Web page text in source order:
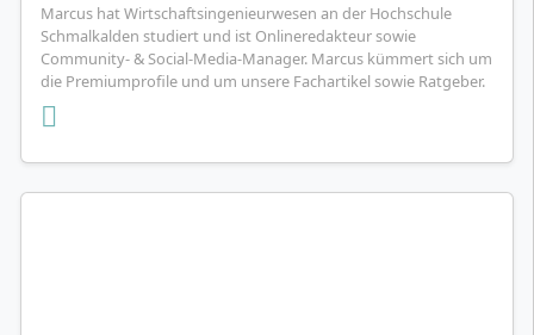
Marcus hat Wirtschaftsingenieurwesen an der Hochschule
Schmalkalden studiert und ist Onlineredakteur sowie
Community- & Social-Media-Manager. Marcus kümmert sich um
die Premiumprofile und um unsere Fachartikel sowie Ratgeber.